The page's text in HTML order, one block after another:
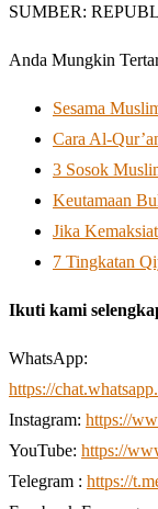
SUMBER:
Anda Mungkin
Sesama
Cara Al-
Keutamaan
Jika
7 Tingkatan
Ikuti kami
WhatsApp:
https://
Instagram: https://
YouTube: https://
Telegram : https://